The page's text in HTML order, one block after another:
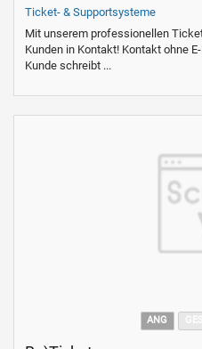
Ticket- & Supportsysteme
Mit unserem professionellen
Kunden in Kontakt! Kontakt ohne
Kunde schreibt ...
ANG